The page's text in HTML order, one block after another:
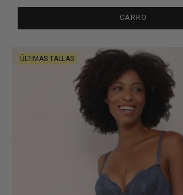
CARRO
ÚLTIMAS TALLAS